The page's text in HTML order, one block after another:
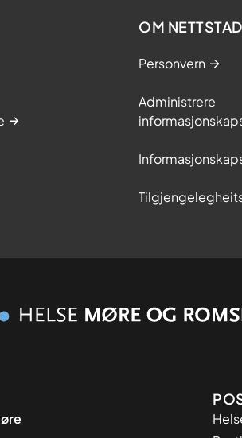
OM
Personvern
Administrere